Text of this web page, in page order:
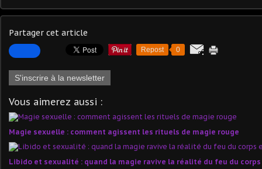
Partager cet article
Repost 0
S'inscrire à la newsletter
Vous aimerez aussi :
Magie sexuelle : comment agissent les rituels de magie rouge
Libido et sexualité : quand la magie ravive la réalité du feu du corps